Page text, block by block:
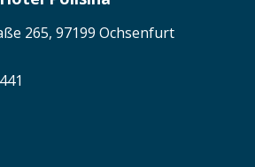
265, 97199 Ochsenfurt